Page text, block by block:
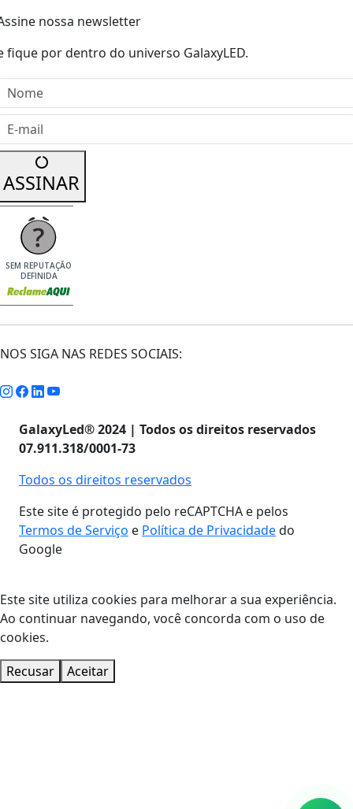
nossa newsletter
fique por dentro do universo GalaxyLED.
mail
ASSINAR
SEM REPUTAÇÃO
DEFINIDA
NOS SIGA NAS REDES SOCIAIS:
GalaxyLed® 2024 | Todos os direitos reservados
07.911.318/0001-73
Todos os direitos reservados
Este site é protegido pelo reCAPTCHA e pelos
Termos de Serviço e Política de Privacidadedo
Google
Este site utiliza cookies para melhorar a sua experiência.
Ao continuar navegando, você concorda com o uso de
cookies.
Recusar
Aceitar